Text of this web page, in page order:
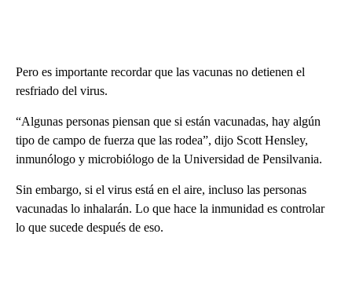
Pero es importante recordar que las vacunas no detienen el
resfriado del virus.
“Algunas personas piensan que si están vacunadas, hay algún
tipo de campo de fuerza que las rodea”, dijo Scott Hensley,
inmunólogo y microbiólogo de la Universidad de Pensilvania.
Sin embargo, si el virus está en el aire, incluso las personas
vacunadas lo inhalarán. Lo que hace la inmunidad es controlar
lo que sucede después de eso.